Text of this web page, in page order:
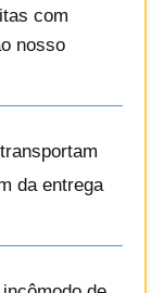
com
nosso
da entrega